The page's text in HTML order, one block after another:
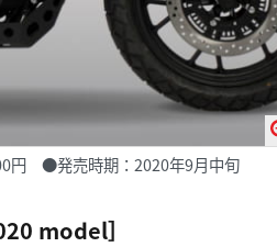
円 ●発売時期：2020年9月中旬
model］